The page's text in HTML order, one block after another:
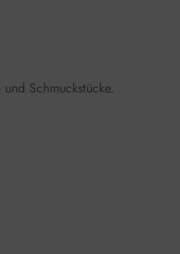
Schmuckstücke.